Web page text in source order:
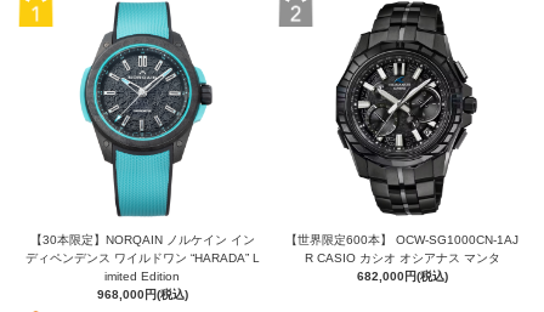
【30本限定】NORQAIN ノルケイン イン
ディペンデンス ワイルドワン “HARADA” L
imited Edition
968,000円(税込)
【世界限定600本】 OCW-SG1000CN-1AJ
R CASIO カシオ オシアナス マンタ
682,000円(税込)